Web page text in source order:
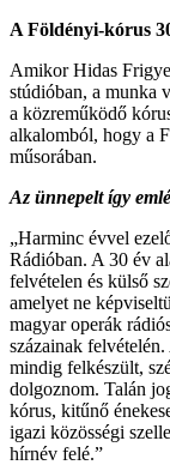
A Földényi-kórus
Amikor Hidas
stúdióban, a munka
a közreműködő
alkalomból, hogy a
műsorában.
Az ünnepelt így
„Harminc évvel
Rádióban. A 30 év
felvételen és külső
amelyet ne
magyar operák
százainak
mindig felkészült,
dolgoznom. Talán
kórus, kitűnő
igazi közösségi
hírnév felé.”